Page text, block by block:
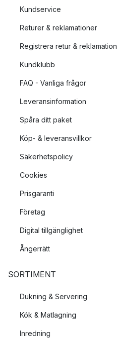
Kundservice
Returer & reklamationer
Registrera retur & reklamation
Kundklubb
FAQ - Vanliga frågor
Leveransinformation
Spåra ditt paket
Köp- & leveransvillkor
Säkerhetspolicy
Cookies
Prisgaranti
Företag
Digital tillgänglighet
Ångerrätt
SORTIMENT
Dukning & Servering
Kök & Matlagning
Inredning